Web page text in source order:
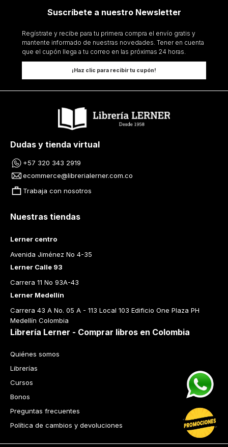
Suscríbete a nuestro Newsletter
Regístrate y recibe para tu primera compra el envío gratis y
mantente informado de nuestras novedades. Tener en cuenta
que el cupón llega a tu correo en las próximas 24 horas.
¡Haz clic para recibir tu cupón!
Dudas y tienda virtual
+57 320 343 2919
ecommerce@librerialerner.com.co
Trabaja con nosotros
Nuestras tiendas
Lerner centro
Avenida Jiménez No 4-35
Lerner Calle 93
Carrera 11 No 93A-43
Lerner Medellín
Carrera 43 A No. 05 A - 113 Local 103 Edificio One Plaza PH
Medellín Colombia
Librería Lerner - Comprar libros en Colombia
Quiénes somos
Librerías
Cursos
Bonos
Preguntas frecuentes
Política de cambios y devoluciones